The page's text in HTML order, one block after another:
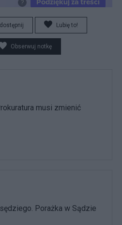
Lubię to!
Obserwuj notkę
musi zmienić
Porażka w Sądzie